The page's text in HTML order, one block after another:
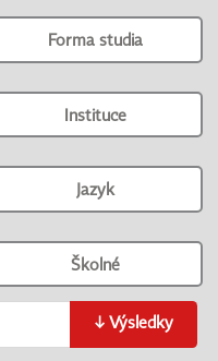
Forma studia
Instituce
Jazyk
Školné
↓ Výsledky